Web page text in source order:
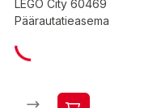
LEGO City 60469
Päärautatieasema